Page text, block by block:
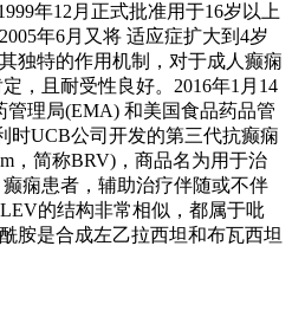
年12月正式批准用于16岁以上
年6月又将 适应症扩大到4岁
独特的作用机制，对于成人癫痫
，且耐受性良好。2016年1月14
管理局(EMA) 和美国食品药品管
时UCB公司开发的第三代抗癫痫
，简称BRV)，商品名为用于治
痫患者，辅助治疗伴随或不伴
的结构非常相似，都属于吡
胺是合成左乙拉西坦和布瓦西坦